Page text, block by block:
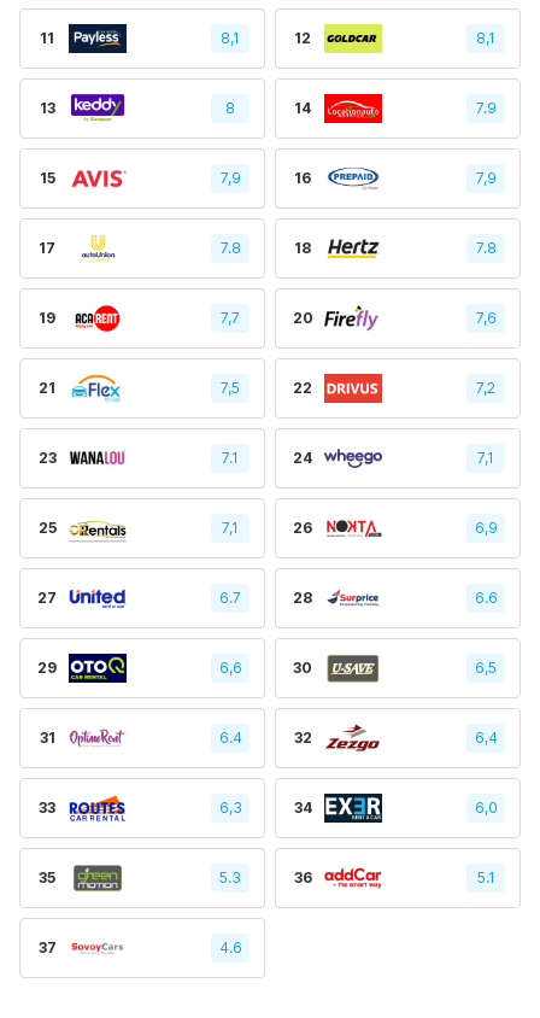
11 8,1 12 8,1
13 8 14 7.9
15 7,9 16 7,9
17 7.8 18 7.8
19 7,7 20 7,6
21 7,5 22 7,2
23 7.1 24 7,1
25 7,1 26 6,9
27 6.7 28 6.6
29 6,6 30 6,5
31 6.4 32 6,4
33 6,3 34 6,0
35 5.3 36 5.1
37 4.6